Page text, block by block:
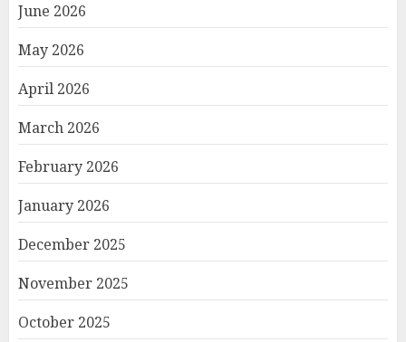
June 2026
May 2026
April 2026
March 2026
February 2026
January 2026
December 2025
November 2025
October 2025